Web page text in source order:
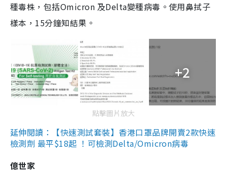
種毒株，包括Omicron 及Delta變種病毒。使用鼻拭子
樣本，15分鐘知結果。
+2
點擊圖片放大
延伸閱讀：【快速測試套裝】香港口罩品牌開賣2款快速
檢測劑 最平$18起 ！可檢測Delta/Omicron病毒
億世家